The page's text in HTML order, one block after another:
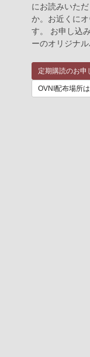
にお読みいた
か。お近くに
す。 お申し込
ーのオリジナ
定期購読のお申
OVNI配布場所